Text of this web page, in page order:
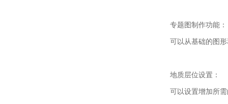
专题图制作功能：
可以从基础的图形
地质层位设置：
可以设置增加所需